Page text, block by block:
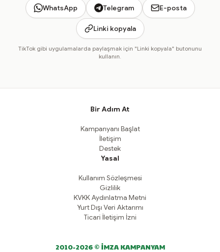
WhatsApp Telegram E-posta
Linki kopyala
TikTok gibi uygulamalarda paylaşmak için "Linki kopyala" butonunu
kullanın.
Bir Adım At
Kampanyanı Başlat
İletişim
Destek
Yasal
Kullanım Sözleşmesi
Gizlilik
KVKK Aydınlatma Metni
Yurt Dışı Veri Aktarımı
Ticari İletişim İzni
2010-2026 © İMZA KAMPANYAM